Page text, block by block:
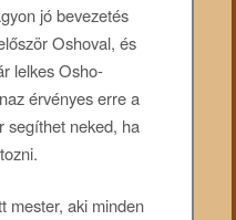
jó bevezetés
Oshoval, és
lelkes Osho-
érvényes erre a
segíthet neked, ha
mester, aki minden